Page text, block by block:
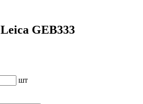
GEB333
шт